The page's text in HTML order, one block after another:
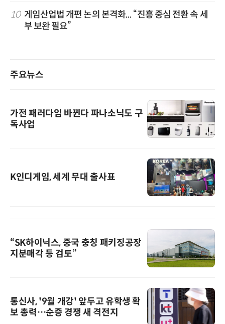
10 게임산업법 개편 논의 본격화... “진흥 중심 전환 속 세
부 보완 필요”
주요뉴스
가전 패러다임 바뀐다 파나소닉도 구
독사업
K인디게임, 세계 무대 출사표
“SK하이닉스, 중국 충칭 패키징공장
지분매각 등 검토”
통신사, '9월 개강' 앞두고 유학생 확
보 총력…순증 경쟁 새 격전지